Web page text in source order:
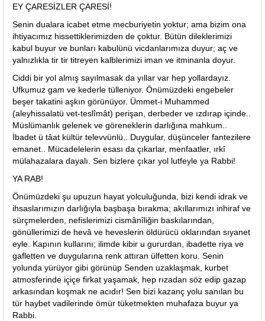
EY ÇARESİZLER ÇARESİ!
Senin dualara icabet etme mecburiyetin yoktur; ama bizim ona
ihtiyacımız hissettiklerimizden de çoktur. Bütün dileklerimizi
kabul buyur ve bunları kabulünü vicdanlarımıza duyur; aç ve
yalnızlıkla tir tir titreyen kalblerimizi iman ve itminanla doyur.
Ciddi bir yol almış sayılmasak da yıllar var hep yollardayız.
Ufkumuz gam ve kederle tülleniyor. Önümüzdeki engebeler
beşer takatini aşkın görünüyor. Ümmet-i Muhammed
(aleyhissalatü vet-teslîmât) perişan, derbeder ve ızdırap içinde..
Müslümanlık gelenek ve göreneklerin darlığına mahkum..
İbadet ü tâat kültür televvünlü.. Duygular, düşünceler fantezilere
emanet.. Mücadelelerin esası da çıkarlar, menfaatler, ırkî
mülahazalara dayalı. Sen bizlere çıkar yol lutfeyle ya Rabbi!
YA RAB!
Önümüzdeki şu upuzun hayat yolculuğunda, bizi kendi idrak ve
ihsaslarımızın darlığıyla başbaşa bırakma; akıllarımızı inhiraf ve
sürçmelerden, nefislerimizi cismânîliğin baskılarından,
gönüllerimizi de hevâ ve heveslerin öldürücü oklarından sıyanet
eyle. Kapının kullarını; ilimde kibir u gururdan, ibadette riya ve
gafletten ve duygularına renk attıran ülfetten koru. Senin
yolunda yürüyor gibi görünüp Senden uzaklaşmak, kurbet
atmosferinde içiçe firkat yaşamak, hep rızadan söz edip gazap
arkasından koşmak ne acıdır! Sen bizi kazanç yolu sanılan bu
tür haybet vadilerinde ömür tüketmekten muhafaza buyur ya
Rabbi.